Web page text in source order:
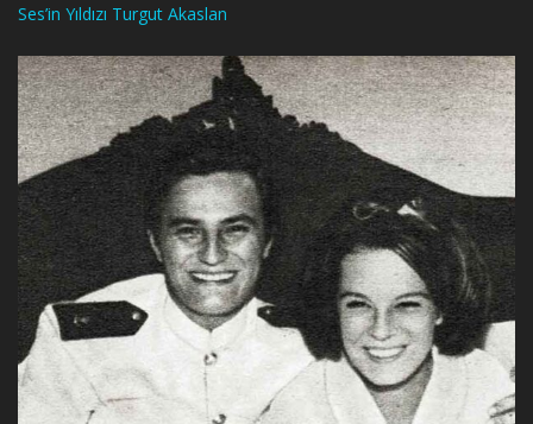
Ses’in Yıldızı Turgut Akaslan